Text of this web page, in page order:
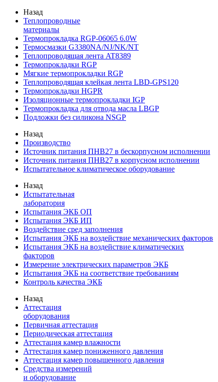
Назад
Теплопроводные
материалы
Термопрокладка RGP-06065 6.0W
Термосмазки G3380NA/NJ/NK/NT
Теплопроводящая лента AT8389
Термопрокладки RGP
Мягкие термопрокладки RGP
Теплопроводящая клейкая лента LBD-GPS120
Термопрокладки HGPR
Изоляционные термопрокладки IGP
Термопрокладка для отвода масла LBGP
Подложки без силикона NSGP
Назад
Производство
Источник питания ПНВ27 в бескорпусном исполнении
Источник питания ПНВ27 в корпусном исполнении
Испытательное климатическое оборудование
Назад
Испытательная
лаборатория
Испытания ЭКБ ОП
Испытания ЭКБ ИП
Воздействие сред заполнения
Испытания ЭКБ на воздействие механических факторов
Испытания ЭКБ на воздействие климатических
факторов
Измерение электрических параметров ЭКБ
Испытания ЭКБ на соответствие требованиям
Контроль качества ЭКБ
Назад
Аттестация
оборудования
Первичная аттестация
Периодическая аттестация
Аттестация камер влажности
Аттестация камер пониженного давления
Аттестация камер повышенного давления
Средства измерений
и оборудование